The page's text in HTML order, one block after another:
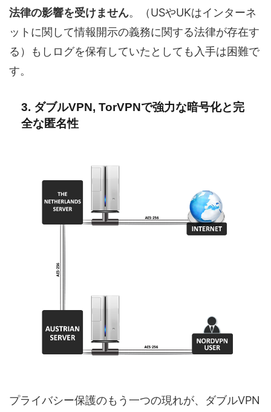
法律の影響を受けません。（USやUKはインターネ
ットに関して情報開示の義務に関する法律が存在す
る）もしログを保有していたとしても入手は困難で
す。
3. ダブルVPN, TorVPNで強力な暗号化と完
全な匿名性
プライバシー保護のもう一つの現れが、ダブルVPN